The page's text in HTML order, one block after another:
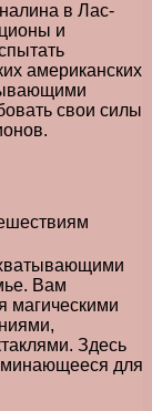
в Лас-
и
американских
свои силы
Вам
магическими
Здесь
для